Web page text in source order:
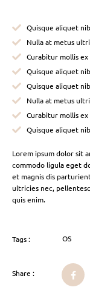
Quisque aliquet
Nulla at metus
Curabitur mollis
Quisque aliquet
Quisque aliquet
Nulla at metus
Curabitur mollis
Quisque aliquet
Lorem ipsum dolor sit
commodo ligula eget
et magnis dis
ultricies nec,
quis enim.
Tags : OS
Share :